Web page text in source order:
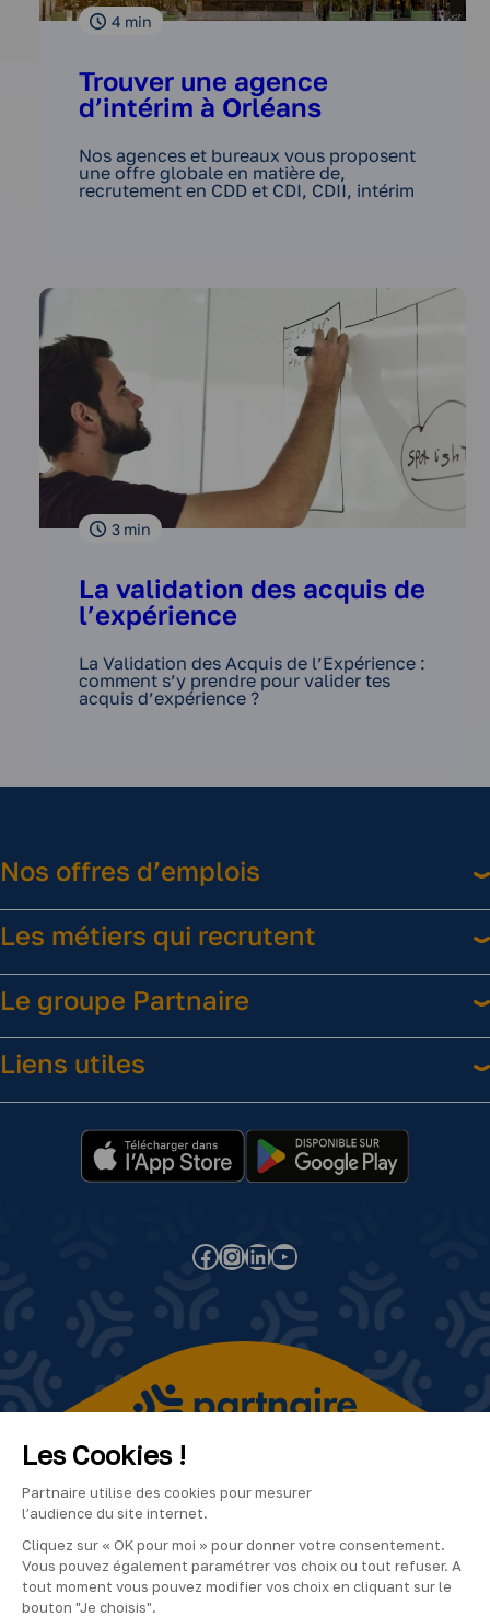
4 min
Trouver une agence
d’intérim à Orléans
Nos agences et bureaux vous proposent
une offre globale en matière de,
recrutement en CDD et CDI, CDII, intérim
3 min
La validation des acquis de
l’expérience
La Validation des Acquis de l’Expérience :
comment s’y prendre pour valider tes
acquis d’expérience ?
Nos offres d’emplois
Les métiers qui recrutent
Le groupe Partnaire
Liens utiles
2024
Tous
réservés
Facebook
Instagram
LinkedIn
YouTube
Les Cookies !
Partnaire utilise des cookies pour mesurer
l’audience du site internet.
Cliquez sur « OK pour moi » pour donner votre consentement.
Vous pouvez également paramétrer vos choix ou tout refuser. A
tout moment vous pouvez modifier vos choix en cliquant sur le
bouton "Je choisis".